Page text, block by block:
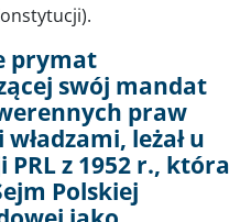
prymat
swój mandat
praw
leżał u
z 1952 r., która
Polskiej